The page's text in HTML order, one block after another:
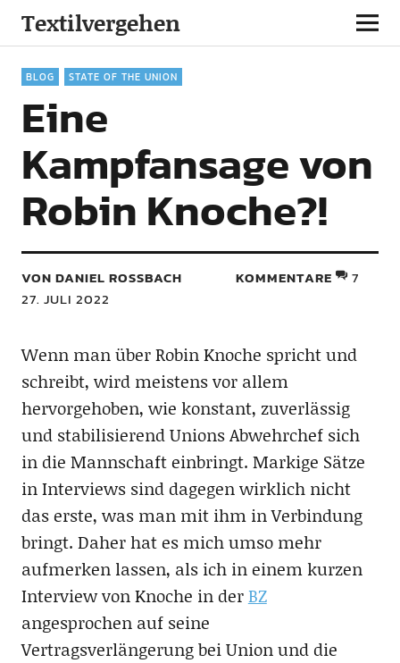
Textilvergehen
BLOG STATE OF THE UNION
Eine
Kampfansage von
Robin Knoche?!
VON DANIEL ROSSBACH
27. JULI 2022
KOMMENTARE 7
Wenn man über Robin Knoche spricht und
schreibt, wird meistens vor allem
hervorgehoben, wie konstant, zuverlässig
und stabilisierend Unions Abwehrchef sich
in die Mannschaft einbringt. Markige Sätze
in Interviews sind dagegen wirklich nicht
das erste, was man mit ihm in Verbindung
bringt. Daher hat es mich umso mehr
aufmerken lassen, als ich in einem kurzen
Interview von Knoche in derBZ
angesprochen auf seine
Vertragsverlängerung bei Union und die